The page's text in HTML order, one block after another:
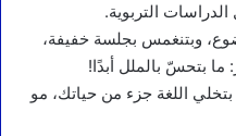
الدراسات التربوية.
وبتنغمس بجلسة خفيفة،
بتحسّ بالملل أبدًا!
بتخلي اللغة جزء من حياتك، مو